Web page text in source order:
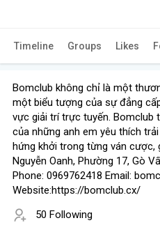
Timeline Groups Likes
Bomclub không chỉ là một
một biểu tượng của sự đẳng
vực giải trí trực tuyến. Bomclub
của những anh em yêu thích
hứng khởi trong từng ván cược,
Nguyễn Oanh, Phường 17, Gò
Phone: 0969762418 Email:
Website:https://bomclub.cx/
50 Following